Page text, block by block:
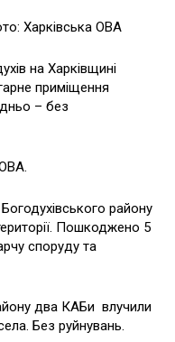
Харківська ОВА
на Харківщині
приміщення
– без
Богодухівського району
Пошкоджено 5
споруду та
два КАБи влучили
Без руйнувань.